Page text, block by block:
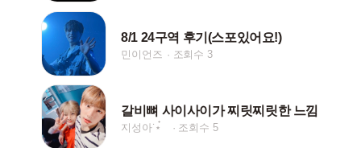
8/1 24구역 후기(스포있어요!)
민이언즈 조회수 3
갈비뼈 사이사이가 찌릿찌릿한 느낌
지성아˙⋆๋ 조회수 5